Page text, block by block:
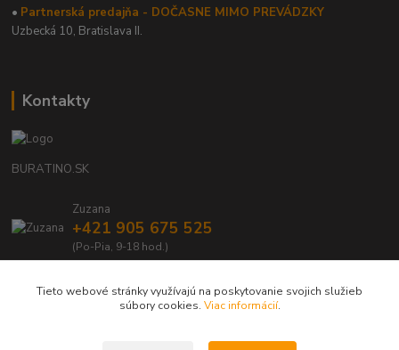
• Partnerská predajňa - DOČASNE MIMO PREVÁDZKY
Uzbecká 10, Bratislava II.
Kontakty
BURATINO.SK
Zuzana
+421 905 675 525
(Po-Pia, 9-18 hod.)
Tieto webové stránky využívajú na poskytovanie svojich služieb
súbory cookies. Viac informácií.